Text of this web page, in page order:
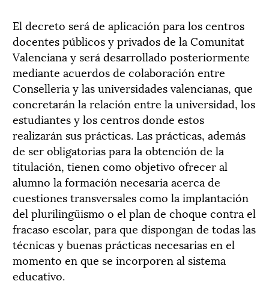
El decreto será de aplicación para los centros
docentes públicos y privados de la Comunitat
Valenciana y será desarrollado posteriormente
mediante acuerdos de colaboración entre
Conselleria y las universidades valencianas, que
concretarán la relación entre la universidad, los
estudiantes y los centros donde estos
realizarán sus prácticas. Las prácticas, además
de ser obligatorias para la obtención de la
titulación, tienen como objetivo ofrecer al
alumno la formación necesaria acerca de
cuestiones transversales como la implantación
del plurilingüismo o el plan de choque contra el
fracaso escolar, para que dispongan de todas las
técnicas y buenas prácticas necesarias en el
momento en que se incorporen al sistema
educativo.